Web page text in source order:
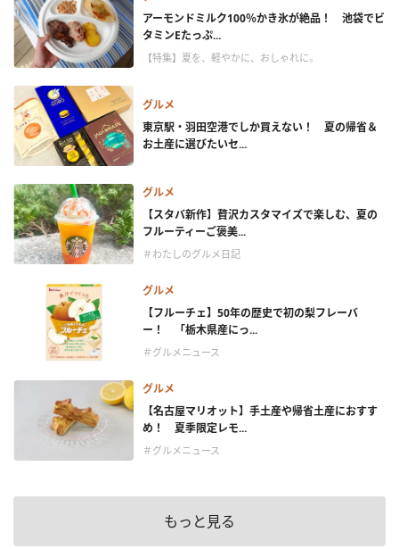
アーモンドミルク100％かき氷が絶品！ 池袋でビ
タミンEたっぷ...
【特集】夏を、軽やかに、おしゃれに。
グルメ
東京駅・羽田空港でしか買えない！ 夏の帰省＆
お土産に選びたいセ...
グルメ
【スタバ新作】贅沢カスタマイズで楽しむ、夏の
フルーティーご褒美...
＃わたしのグルメ日記
グルメ
【フルーチェ】50年の歴史で初の梨フレーバ
ー！ 「栃木県産にっ...
＃グルメニュース
グルメ
【名古屋マリオット】手土産や帰省土産におすす
め！ 夏季限定レモ...
＃グルメニュース
もっと見る